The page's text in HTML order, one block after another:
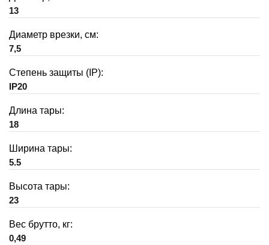
13
Диаметр врезки, см:
7,5
Степень защиты (IP):
IP20
Длина тары:
18
Ширина тары:
5.5
Высота тары:
23
Вес брутто, кг:
0,49